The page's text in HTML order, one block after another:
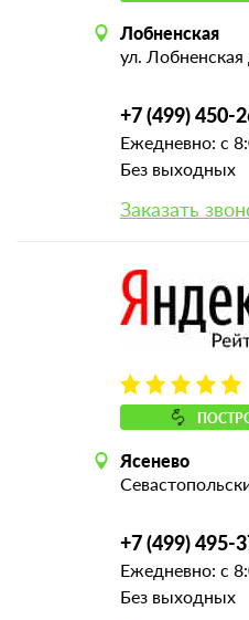
Лобненская
ул. Лобненская
+7 (499) 450-
Ежедневно: с
Без выходных
Заказать
Ясенево
+7 (499) 495-
Ежедневно: с
Без выходных